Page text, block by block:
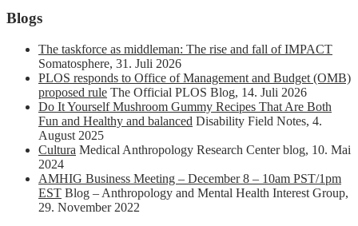
Blogs
The taskforce as middleman: The rise and fall of IMPACT
Somatosphere, 31. Juli 2026
PLOS responds to Office of Management and Budget (OMB)
proposed rule The Official PLOS Blog, 14. Juli 2026
Do It Yourself Mushroom Gummy Recipes That Are Both
Fun and Healthy and balanced Disability Field Notes, 4.
August 2025
Cultura Medical Anthropology Research Center blog, 10. Mai
2024
AMHIG Business Meeting – December 8 – 10am PST/1pm
EST Blog – Anthropology and Mental Health Interest Group,
29. November 2022